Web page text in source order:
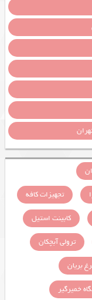
تجهیزات کافه
کابینت استیل
ترولی آبچکان
بریان
خمیرگیر